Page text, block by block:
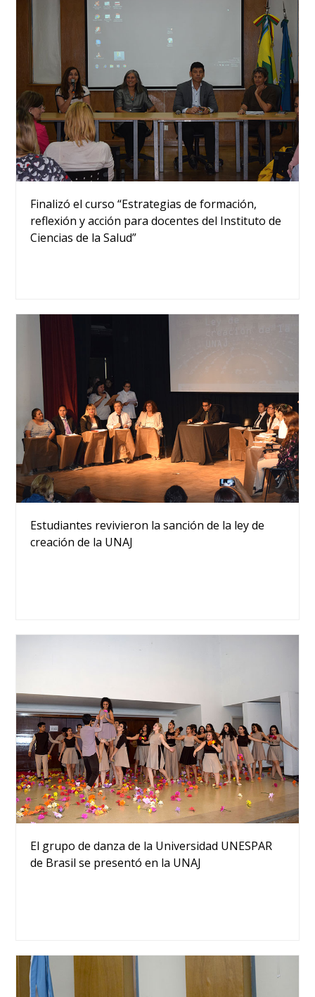
Finalizó el curso “Estrategias de formación,
reflexión y acción para docentes del Instituto de
Ciencias de la Salud”
Estudiantes revivieron la sanción de la ley de
creación de la UNAJ
El grupo de danza de la Universidad UNESPAR
de Brasil se presentó en la UNAJ